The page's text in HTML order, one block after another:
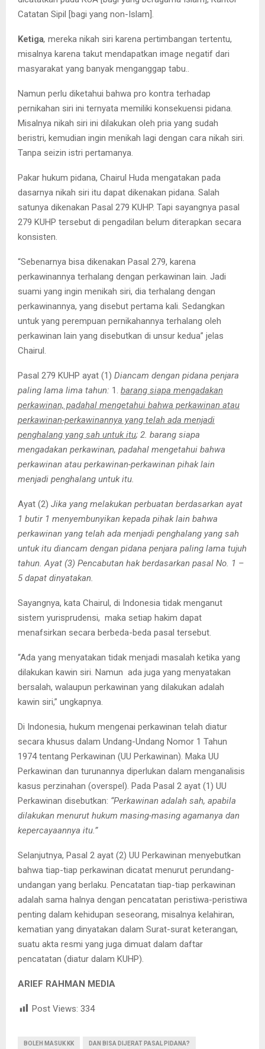
Catatan Sipil [bagi yang non-Islam].
Ketiga, mereka nikah siri karena pertimbangan tertentu,
misalnya karena takut mendapatkan image negatif dari
masyarakat yang banyak menganggap tabu..
Namun perlu diketahui bahwa pro kontra terhadap
pernikahan siri ini ternyata memiliki konsekuensi pidana.
Misalnya nikah siri ini dilakukan oleh pria yang sudah
beristri, kemudian ingin menikah lagi dengan cara nikah siri.
Tanpa seizin istri pertamanya.
Pakar hukum pidana, Chairul Huda mengatakan pada
dasarnya nikah siri itu dapat dikenakan pidana. Salah
satunya dikenakan Pasal 279 KUHP. Tapi sayangnya pasal
279 KUHP tersebut di pengadilan belum diterapkan secara
konsisten.
“Sebenarnya bisa dikenakan Pasal 279, karena
perkawinannya terhalang dengan perkawinan lain. Jadi
suami yang ingin menikah siri, dia terhalang dengan
perkawinannya, yang disebut pertama kali. Sedangkan
untuk yang perempuan pernikahannya terhalang oleh
perkawinan lain yang disebutkan di unsur kedua” jelas
Chairul.
Pasal 279 KUHP ayat (1) Diancam dengan pidana penjara
paling lama lima tahun: 1. barang siapa mengadakan
perkawinan, padahal mengetahui bahwa perkawinan atau
perkawinan-perkawinannya yang telah ada menjadi
penghalang yang sah untuk itu; 2. barang siapa
mengadakan perkawinan, padahal mengetahui bahwa
perkawinan atau perkawinan-perkawinan pihak lain
menjadi penghalang untuk itu.
Ayat (2) Jika yang melakukan perbuatan berdasarkan ayat
1 butir 1 menyembunyikan kepada pihak lain bahwa
perkawinan yang telah ada menjadi penghalang yang sah
untuk itu diancam dengan pidana penjara paling lama tujuh
tahun. Ayat (3) Pencabutan hak berdasarkan pasal No. 1 –
5 dapat dinyatakan.
Sayangnya, kata Chairul, di Indonesia tidak menganut
sistem yurisprudensi, maka setiap hakim dapat
menafsirkan secara berbeda-beda pasal tersebut.
“Ada yang menyatakan tidak menjadi masalah ketika yang
dilakukan kawin siri. Namun ada juga yang menyatakan
bersalah, walaupun perkawinan yang dilakukan adalah
kawin siri,” ungkapnya.
Di Indonesia, hukum mengenai perkawinan telah diatur
secara khusus dalam Undang-Undang Nomor 1 Tahun
1974 tentang Perkawinan (UU Perkawinan). Maka UU
Perkawinan dan turunannya diperlukan dalam menganalisis
kasus perzinahan (overspel). Pada Pasal 2 ayat (1) UU
Perkawinan disebutkan: “Perkawinan adalah sah, apabila
dilakukan menurut hukum masing-masing agamanya dan
kepercayaannya itu.”
Selanjutnya, Pasal 2 ayat (2) UU Perkawinan menyebutkan
bahwa tiap-tiap perkawinan dicatat menurut perundang-
undangan yang berlaku. Pencatatan tiap-tiap perkawinan
adalah sama halnya dengan pencatatan peristiwa-peristiwa
penting dalam kehidupan seseorang, misalnya kelahiran,
kematian yang dinyatakan dalam Surat-surat keterangan,
suatu akta resmi yang juga dimuat dalam daftar
pencatatan (diatur dalam KUHP).
ARIEF RAHMAN MEDIA
Post Views: 334
BOLEH MASUK KK DAN BISA DIJERAT PASAL PIDANA?